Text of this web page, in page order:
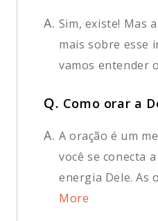
A. Sim, existe! Mas
mais sobre esse
vamos entender
Q. Como orar a
A. A oração é um
você se conecta
energia Dele. As
More